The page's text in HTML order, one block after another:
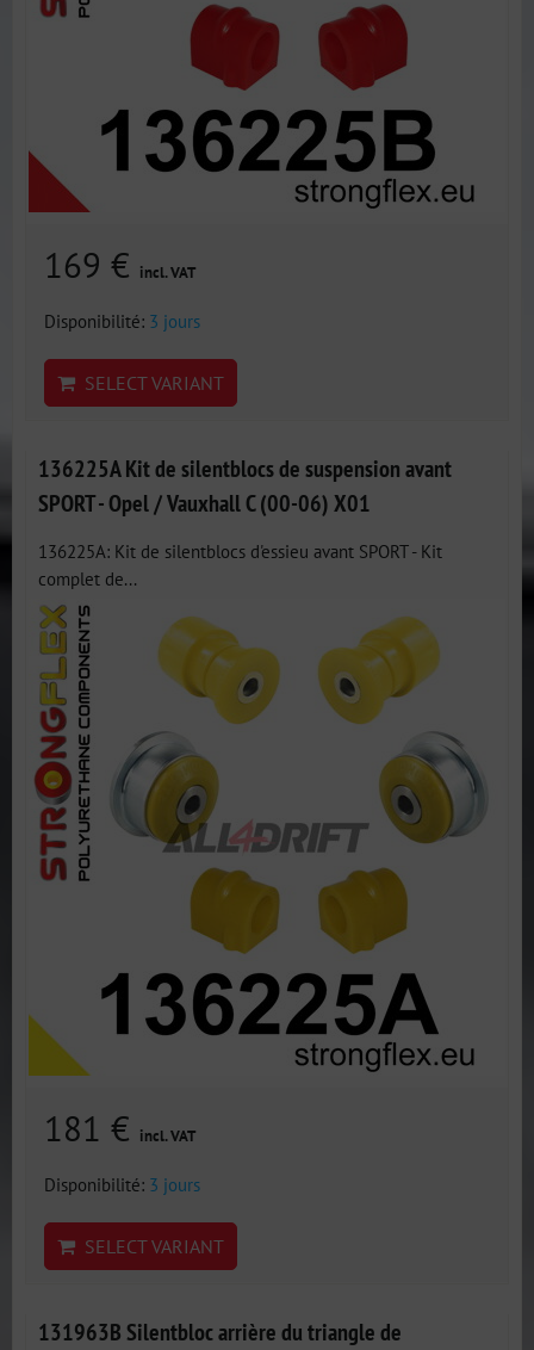
169 € incl. VAT
Disponibilité: 3 jours
SELECT VARIANT
136225A Kit de silentblocs de suspension avant
SPORT - Opel / Vauxhall C (00-06) X01
136225A: Kit de silentblocs d'essieu avant SPORT - Kit
complet de...
181 € incl. VAT
Disponibilité: 3 jours
SELECT VARIANT
131963B Silentbloc arrière du triangle de